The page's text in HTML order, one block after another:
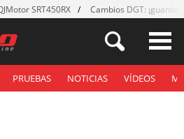
SRT450RX Cambios DGT: ¡guantes!
PRUEBAS NOTICIAS VÍDEOS